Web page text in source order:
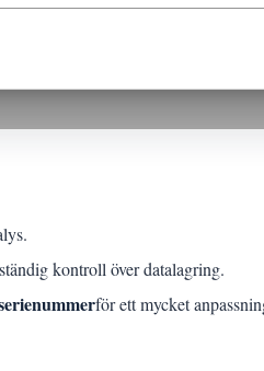
kontroll över datalagring.
för ett mycket